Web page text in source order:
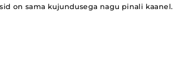
on sama kujundusega nagu pinali kaanel.